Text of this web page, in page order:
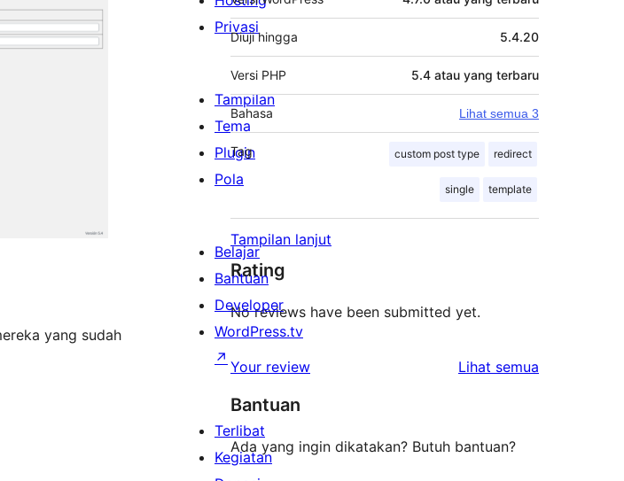
yang sudah
Diuji hingga 5.4.20
Versi PHP 5.4 atau yang terbaru
Bahasa Lihat semua 3
Tag custom post type redirect
single template
Tampilan lanjut
Rating
No reviews have been submitted yet.
Your review Lihat semua
Bantuan
Ada yang ingin dikatakan? Butuh bantuan?
Privasi
Tampilan
Tema
Plugin
Pola
Belajar
Bantuan
Developer
WordPress.tv
↗
Terlibat
Kegiatan